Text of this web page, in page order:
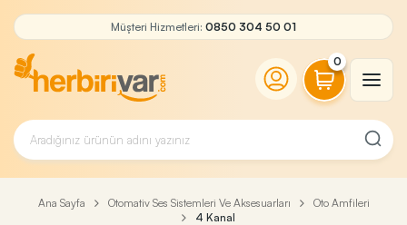
Müşteri Hizmetleri: 0850 304 50 01
0
Ana Sayfa Otomativ Ses Sistemleri Ve Aksesuarları
Oto Amfileri
4 Kanal